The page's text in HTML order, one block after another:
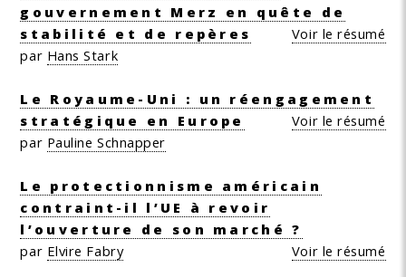
gouvernement Merz en quête de
stabilité et de repères
Voir le résumé
par Hans Stark
Le Royaume-Uni : un réengagement
stratégique en Europe
Voir le résumé
par Pauline Schnapper
Le protectionnisme américain
contraint-il l’UE à revoir
l’ouverture de son marché ?
Voir le résumé
par Elvire Fabry